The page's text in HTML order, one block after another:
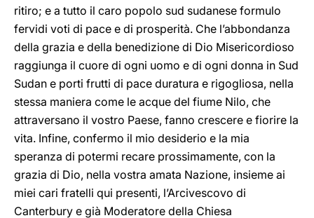
ritiro; e a tutto il caro popolo sud sudanese formulo
fervidi voti di pace e di prosperità. Che l’abbondanza
della grazia e della benedizione di Dio Misericordioso
raggiunga il cuore di ogni uomo e di ogni donna in Sud
Sudan e porti frutti di pace duratura e rigogliosa, nella
stessa maniera come le acque del fiume Nilo, che
attraversano il vostro Paese, fanno crescere e fiorire la
vita. Infine, confermo il mio desiderio e la mia
speranza di potermi recare prossimamente, con la
grazia di Dio, nella vostra amata Nazione, insieme ai
miei cari fratelli qui presenti, l’Arcivescovo di
Canterbury e già Moderatore della Chiesa